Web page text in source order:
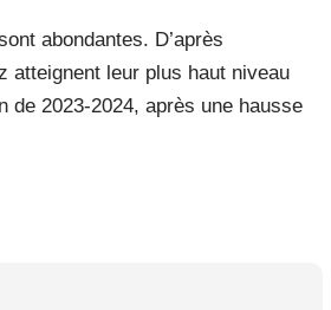
abondantes. D’après
atteignent leur plus haut niveau
de 2023-2024, après une hausse